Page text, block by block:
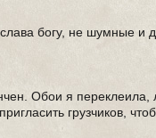
богу, не шумные
Обои я
грузчиков,